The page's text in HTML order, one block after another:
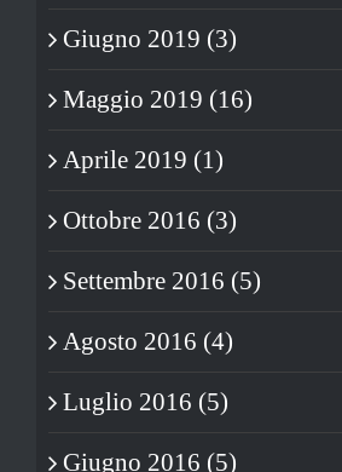
Giugno 2019 (3)
Maggio 2019 (16)
Aprile 2019 (1)
Ottobre 2016 (3)
Settembre 2016 (5)
Agosto 2016 (4)
Luglio 2016 (5)
Giugno 2016 (5)